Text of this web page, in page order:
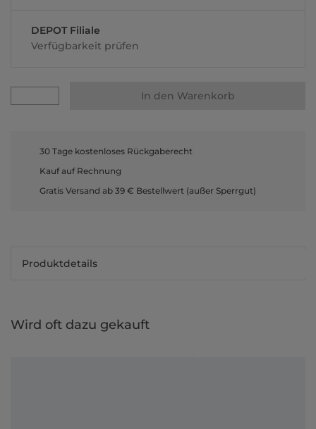
DEPOT Filiale
Verfügbarkeit prüfen
In den Warenkorb
30 Tage kostenloses Rückgaberecht
Kauf auf Rechnung
Gratis Versand ab 39 € Bestellwert (außer Sperrgut)
Produktdetails
Wird oft dazu gekauft